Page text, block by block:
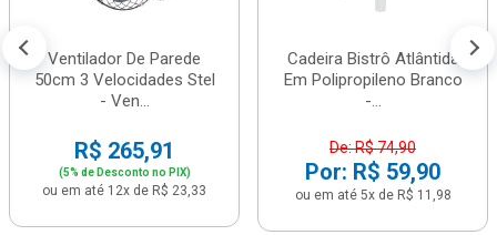
Ventilador De Parede
50cm 3 Velocidades Stel
- Ven...
R$ 265,91
(5% de Desconto no PIX)
ou em até 12x de R$ 23,33
Cadeira Bistrô Atlântida
Em Polipropileno Branco
-...
De: R$ 74,90
Por: R$ 59,90
ou em até 5x de R$ 11,98